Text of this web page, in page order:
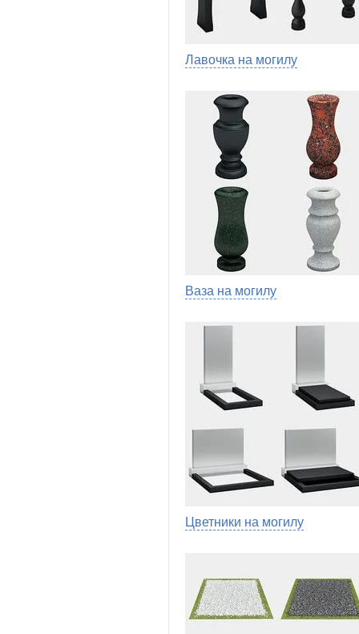
Лавочка на могилу
Ваза на могилу
Цветники на могилу